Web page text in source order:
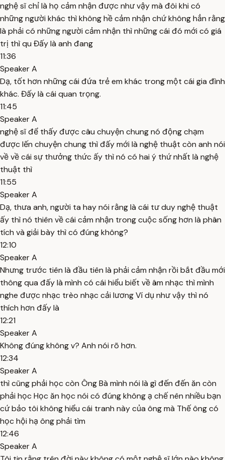
nghệ sĩ chỉ là họ cảm nhận được như vậy mà đôi khi có
những người khác thì không hề cảm nhận chứ không hẳn rằng
là phải có những người cảm nhận thì những cái đó mới có giá
trị thì qu Đấy là anh đang
11:36
Speaker A
Dạ, tốt hơn những cái đứa trẻ em khác trong một cái gia đình
khác. Đấy là cái quan trọng.
11:45
Speaker A
nghệ sĩ để thấy được câu chuyện chung nó động chạm
được lến chuyện chung thì đấy mới là nghệ thuật còn anh nói
về về cái sự thưởng thức ấy thì nó có hai ý thứ nhất là nghệ
thuật thì
11:55
Speaker A
Dạ, thưa anh, người ta hay nói rằng là cái tư duy nghệ thuật
ấy thì nó thiên về cái cảm nhận trong cuộc sống hơn là phân
tích và giải bày thì có đúng không?
12:10
Speaker A
Nhưng trước tiên là đầu tiên là phải cảm nhận rồi bắt đầu mới
thông qua đấy là mình có cái hiểu biết về âm nhạc thì mình
nghe được nhạc trèo nhạc cải lương Ví dụ như vậy thì nó
thích hơn đấy là
12:21
Speaker A
Không đúng không v? Anh nói rõ hơn.
12:34
Speaker A
thì cũng phải học còn Ông Bà mình nói là gì đến đến ăn còn
phải học Học ăn học nói có đúng không ạ chế nên nhiều bạn
cứ bảo tôi không hiểu cái tranh này của ông mà Thế ông có
học hội hạ ông phải tìm
12:46
Speaker A